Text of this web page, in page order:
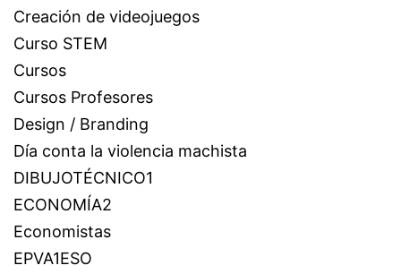
Creación de videojuegos
Curso STEM
Cursos
Cursos Profesores
Design / Branding
Día conta la violencia machista
DIBUJOTÉCNICO1
ECONOMÍA2
Economistas
EPVA1ESO